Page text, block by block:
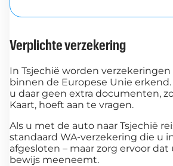
Verplichte verzekering
In Tsjechië worden
binnen de Europese Unie
u daar geen extra documenten,
Kaart, hoeft aan te vragen.
Als u met de auto naar Tsjechië
standaard WA-verzekering die u
afgesloten – maar zorg ervoor
bewijs meeneemt.